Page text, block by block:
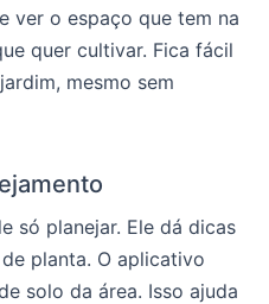
ver o espaço que tem na
quer cultivar. Fica fácil
mesmo sem
só planejar. Ele dá dicas
planta. O aplicativo
solo da área. Isso ajuda